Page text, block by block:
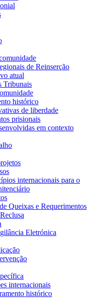
de Reinserção
atual
Tribunais
histórico
de liberdade
prisionais
em contexto
internacionais para o
Queixas e Requerimentos
Eletrónica
internacionais
histórico